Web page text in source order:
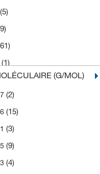
(5)
(1)
(5)
(5)
g(2)
mL
(115)
(66)
(G/MOL)
(2)
(15)
(3)
(9)
(4)